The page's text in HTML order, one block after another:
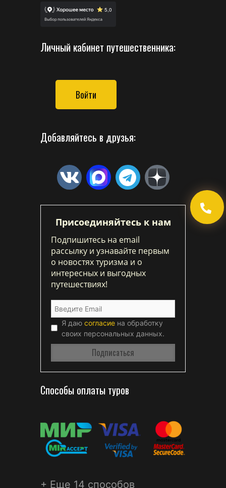
Личный кабинет путешественника:
Войти
Добавляйтесь в друзья:
Присоединяйтесь к нам
Подпишитесь на email
рассылку и узнавайте первым
о новостях туризма и о
интересных и выгодных
путешествиях!
Я даю согласие на обработку
своих персональных данных.
Способы оплаты туров
+ Еще 14 способов